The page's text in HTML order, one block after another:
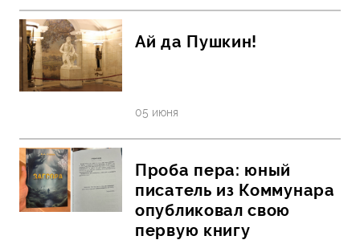
Ай да Пушкин!
05 июня
Проба пера: юный
писатель из Коммунара
опубликовал свою
первую книгу